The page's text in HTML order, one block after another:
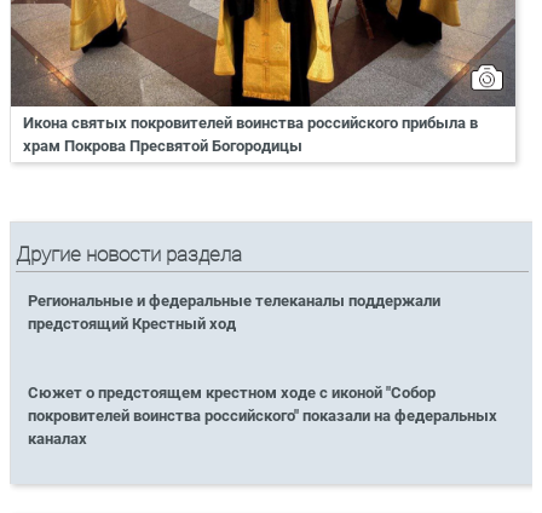
Икона святых покровителей воинства российского прибыла в
храм Покрова Пресвятой Богородицы
Другие новости раздела
Региональные и федеральные телеканалы поддержали
предстоящий Крестный ход
Сюжет о предстоящем крестном ходе с иконой "Собор
покровителей воинства российского" показали на федеральных
каналах